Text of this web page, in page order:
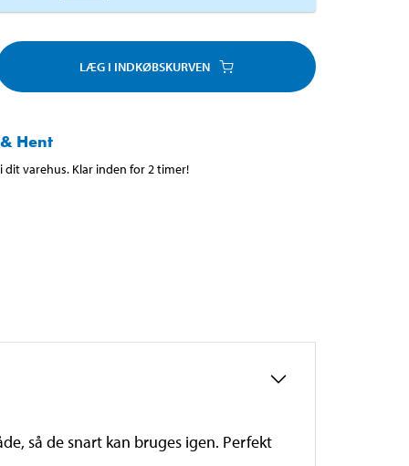
LÆG I INDKØBSKURVEN
Hent
dit varehus. Klar inden for 2 timer!
så de snart kan bruges igen. Perfekt